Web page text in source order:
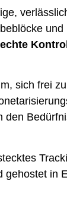
sich frei
gehostet in